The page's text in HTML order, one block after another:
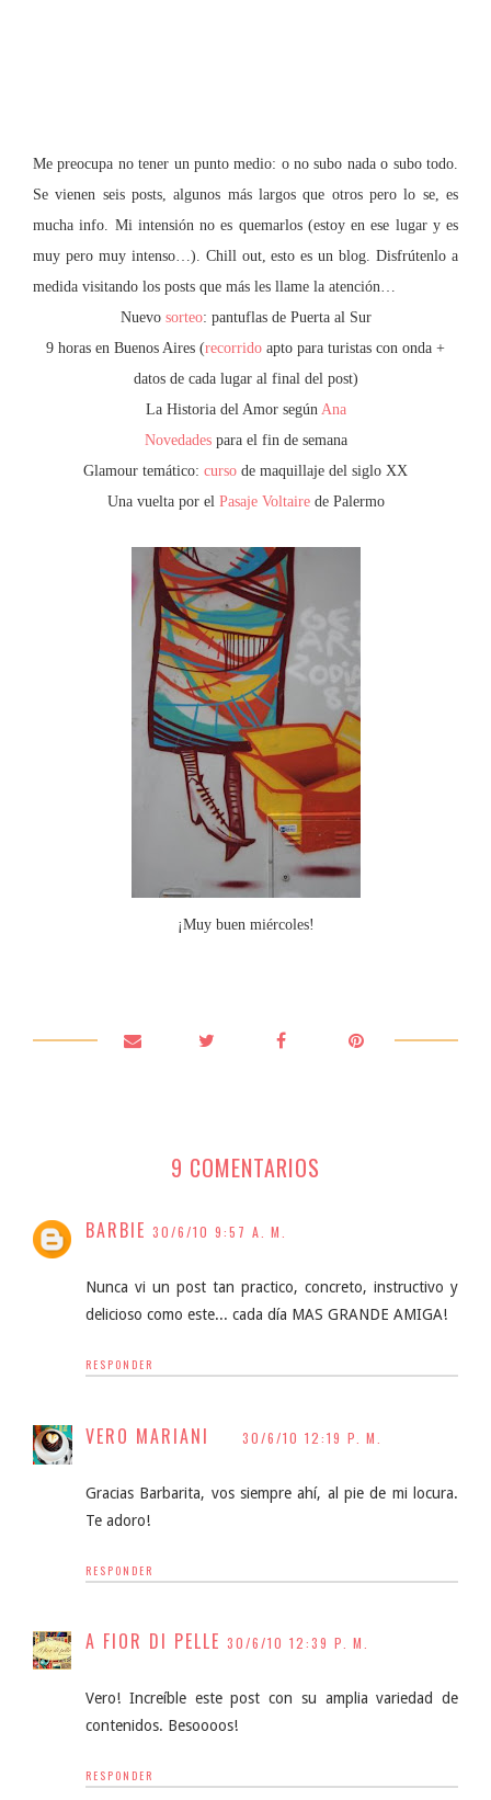
Me preocupa no tener un punto medio: o no subo nada o subo todo.
Se vienen seis posts, algunos más largos que otros pero lo se, es
mucha info. Mi intensión no es quemarlos (estoy en ese lugar y es
muy pero muy intenso…). Chill out, esto es un blog. Disfrútenlo a
medida visitando los posts que más les llame la atención…
Nuevo sorteo: pantuflas de Puerta al Sur
9 horas en Buenos Aires (recorrido apto para turistas con onda +
datos de cada lugar al final del post)
La Historia del Amor según Ana
Novedadespara el fin de semana
Glamour temático: curso de maquillaje del siglo XX
Una vuelta por el Pasaje Voltairede Palermo
¡Muy buen miércoles!
9 COMENTARIOS
BARBIE 30/6/10 9:57 A. M.
Nunca vi un post tan practico, concreto, instructivo y
delicioso como este... cada día MAS GRANDE AMIGA!
RESPONDER
VERO MARIANI 30/6/10 12:19 P. M.
Gracias Barbarita, vos siempre ahí, al pie de mi locura.
Te adoro!
RESPONDER
A FIOR DI PELLE 30/6/10 12:39 P. M.
Vero! Increíble este post con su amplia variedad de
contenidos. Besoooos!
RESPONDER